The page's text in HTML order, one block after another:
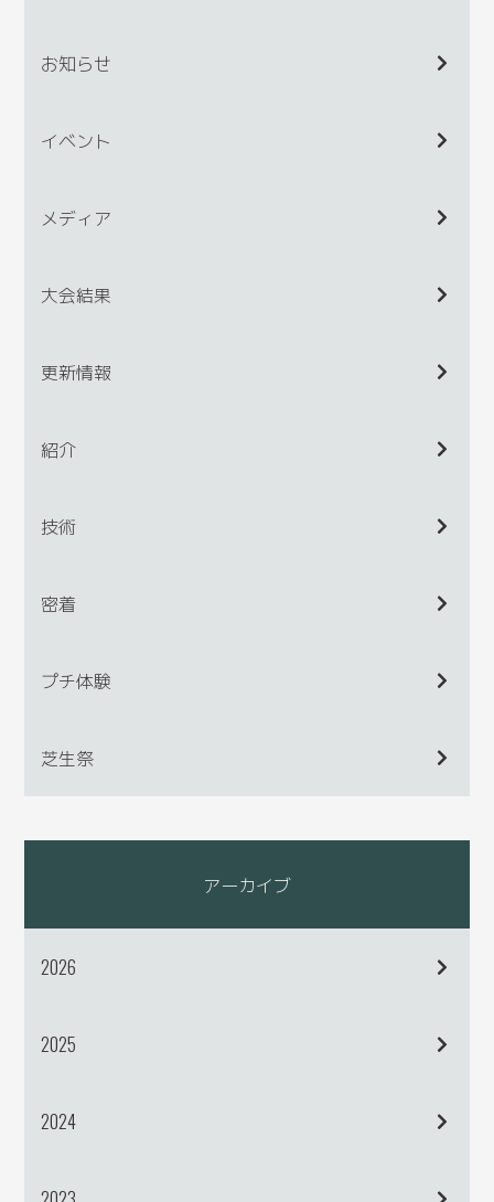
お知らせ
イベント
メディア
大会結果
更新情報
紹介
技術
密着
プチ体験
芝生祭
アーカイブ
2026
2025
2024